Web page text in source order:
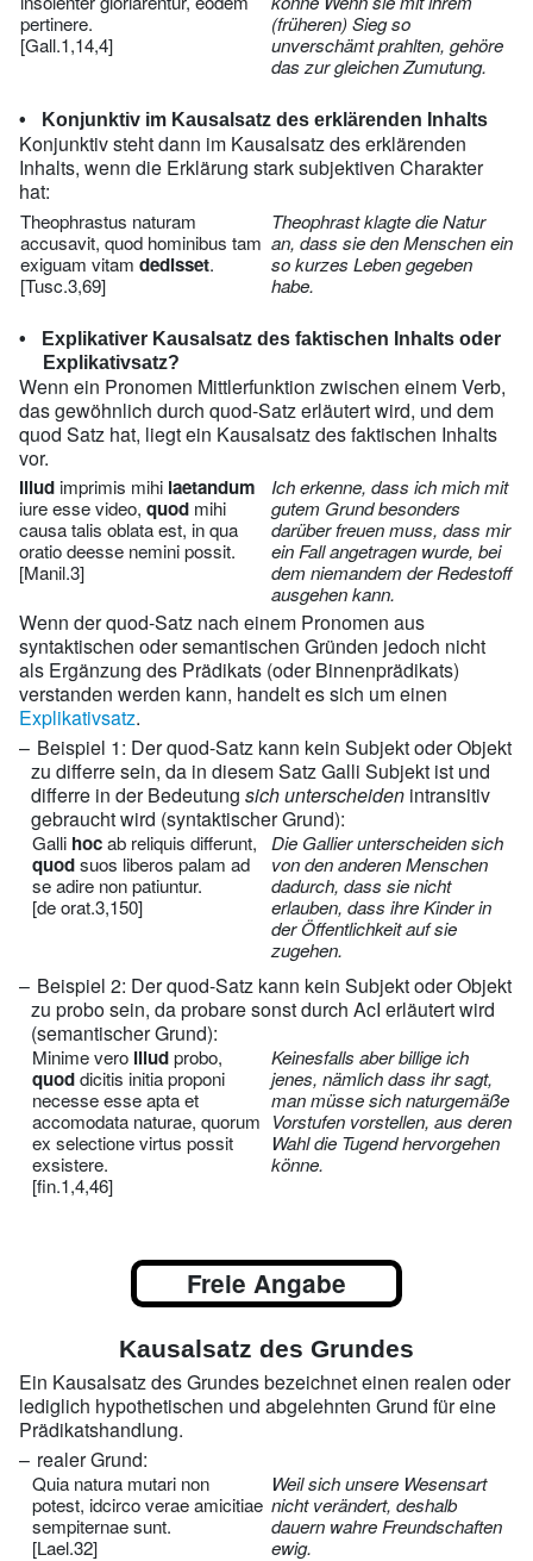
pertinere.
[Gall.1,14,4]
(früheren) Sieg so
unverschämt prahlten, gehöre
das zur gleichen Zumutung.
Konjunktiv im Kausalsatz des erklärenden Inhalts
Konjunktiv steht dann im Kausalsatz des erklärenden
Inhalts, wenn die Erklärung stark subjektiven Charakter
hat:
Theophrastus naturam
accusavit, quod hominibus tam
exiguam vitam dedisset.
[Tusc.3,69]
Theophrast klagte die Natur
an, dass sie den Menschen ein
so kurzes Leben gegeben
habe.
Explikativer Kausalsatz des faktischen Inhalts oder
Explikativsatz?
Wenn ein Pronomen Mittlerfunktion zwischen einem Verb,
das gewöhnlich durch quod-Satz erläutert wird, und dem
quod Satz hat, liegt ein Kausalsatz des faktischen Inhalts
vor.
Illud imprimis mihi laetandum
iure esse video, quod mihi
causa talis oblata est, in qua
oratio deesse nemini possit.
[Manil.3]
Ich erkenne, dass ich mich mit
gutem Grund besonders
darüber freuen muss, dass mir
ein Fall angetragen wurde, bei
dem niemandem der Redestoff
ausgehen kann.
Wenn der quod-Satz nach einem Pronomen aus
syntaktischen oder semantischen Gründen jedoch nicht
als Ergänzung des Prädikats (oder Binnenprädikats)
verstanden werden kann, handelt es sich um einen
Explikativsatz.
Beispiel 1: Der quod-Satz kann kein Subjekt oder Objekt
zu differre sein, da in diesem Satz Galli Subjekt ist und
differre in der Bedeutungsich unterscheiden intransitiv
gebraucht wird (syntaktischer Grund):
Galli hocab reliquis differunt,
quodsuos liberos palam ad
se adire non patiuntur.
[de orat.3,150]
Die Gallier unterscheiden sich
von den anderen Menschen
dadurch, dass sie nicht
erlauben, dass ihre Kinder in
der Öffentlichkeit auf sie
zugehen.
Beispiel 2: Der quod-Satz kann kein Subjekt oder Objekt
zu probo sein, da probare sonst durch AcI erläutert wird
(semantischer Grund):
Minime vero illudprobo,
quoddicitis initia proponi
necesse esse apta et
accomodata naturae, quorum
ex selectione virtus possit
exsistere.
[fin.1,4,46]
Keinesfalls aber billige ich
jenes, nämlich dass ihr sagt,
man müsse sich naturgemäße
Vorstufen vorstellen, aus deren
Wahl die Tugend hervorgehen
könne.
Freie Angabe
Kausalsatz des Grundes
Ein Kausalsatz des Grundes bezeichnet einen realen oder
lediglich hypothetischen und abgelehnten Grund für eine
Prädikatshandlung.
realer Grund:
Quia natura mutari non
potest, idcirco verae amicitiae
sempiternae sunt.
[Lael.32]
Weil sich unsere Wesensart
nicht verändert, deshalb
dauern wahre Freundschaften
ewig.